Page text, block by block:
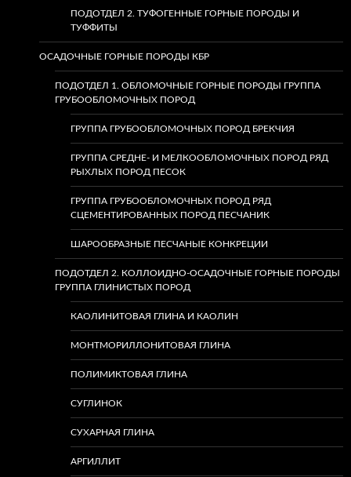
ПОДОТДЕЛ 2. ТУФОГЕННЫЕ ГОРНЫЕ ПОРОДЫ И
ТУФФИТЫ
ОСАДОЧНЫЕ ГОРНЫЕ ПОРОДЫ КБР
ПОДОТДЕЛ 1. ОБЛОМОЧНЫЕ ГОРНЫЕ ПОРОДЫ ГРУППА
ГРУБООБЛОМОЧНЫХ ПОРОД
ГРУППА ГРУБООБЛОМОЧНЫХ ПОРОД БРЕКЧИЯ
ГРУППА СРЕДНЕ- И МЕЛКООБЛОМОЧНЫХ ПОРОД РЯД
РЫХЛЫХ ПОРОД ПЕСОК
ГРУППА ГРУБООБЛОМОЧНЫХ ПОРОД РЯД
СЦЕМЕНТИРОВАННЫХ ПОРОД ПЕСЧАНИК
ШАРООБРАЗНЫЕ ПЕСЧАНЫЕ КОНКРЕЦИИ
ПОДОТДЕЛ 2. КОЛЛОИДНО-ОСАДОЧНЫЕ ГОРНЫЕ ПОРОДЫ
ГРУППА ГЛИНИСТЫХ ПОРОД
КАОЛИНИТОВАЯ ГЛИНА И КАОЛИН
МОНТМОРИЛЛОНИТОВАЯ ГЛИНА
ПОЛИМИКТОВАЯ ГЛИНА
СУГЛИНОК
СУХАРНАЯ ГЛИНА
АРГИЛЛИТ